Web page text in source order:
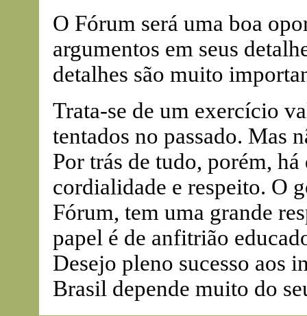
O Fórum será uma boa
argumentos em seus
detalhes são muito
Trata-se de um exercício
tentados no passado. Mas
Por trás de tudo, porém,
cordialidade e respeito. O
Fórum, tem uma grande
papel é de anfitrião
Desejo pleno sucesso aos
Brasil depende muito do